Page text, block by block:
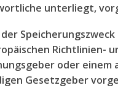
unterliegt,
Richtlinien-
oder einem
Gesetzgeber